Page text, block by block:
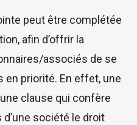
peut être complétée
afin d’offrir la
associés de se
priorité. En effet, une
clause qui confère
société le droit